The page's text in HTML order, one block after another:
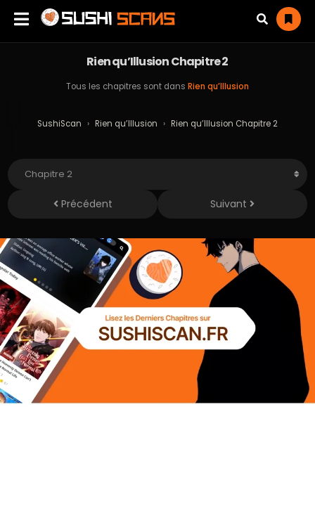
Rien qu’Illusion Chapitre 2
Tous les chapitres sont dans Rien qu’Illusion
SushiScan › Rien qu’Illusion › Rien qu’Illusion Chapitre 2
Précédent Suivant